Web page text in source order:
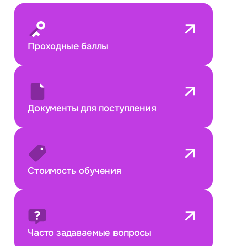
Проходные баллы
Документы для поступления
Стоимость обучения
Часто задаваемые вопросы